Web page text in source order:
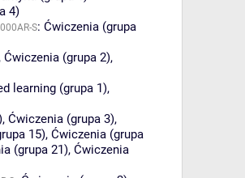
4)
S: Ćwiczenia (grupa
, Ćwiczenia (grupa 2),
learning (grupa 1),
, Ćwiczenia (grupa 3),
15), Ćwiczenia (grupa
(grupa 21), Ćwiczenia